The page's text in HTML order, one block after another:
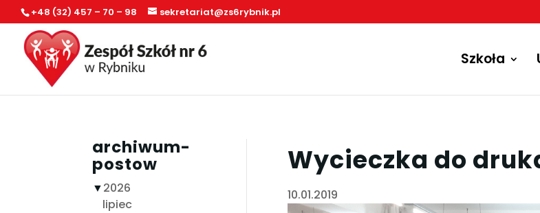
+48 (32) 457 – 70 – 98 sekretariat@zs6rybnik.pl
Szkoła
archiwum-
postow
▼2026
lipiec
Wycieczka do
10.01.2019